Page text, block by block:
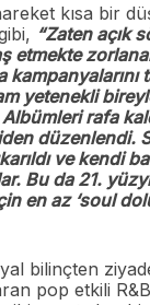
kısa bir
“Zaten açık
etmekte
yetenekli
rafa
düzenlendi.
ve kendi
Bu da 21.
en az ‘soul
bilinçten
pop etkili